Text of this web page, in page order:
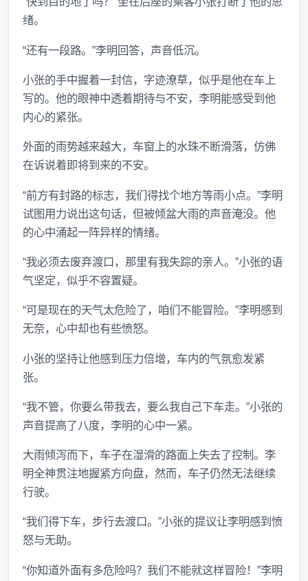
绪。
“还有一段路。”李明回答，声音低沉。
小张的手中握着一封信，字迹潦草，似乎是他在车上
写的。他的眼神中透着期待与不安，李明能感受到他
内心的紧张。
外面的雨势越来越大，车窗上的水珠不断滑落，仿佛
在诉说着即将到来的不安。
“前方有封路的标志，我们得找个地方等雨小点。”李明
试图用力说出这句话，但被倾盆大雨的声音淹没。他
的心中涌起一阵异样的情绪。
“我必须去废弃渡口，那里有我失踪的亲人。”小张的语
气坚定，似乎不容置疑。
“可是现在的天气太危险了，咱们不能冒险。”李明感到
无奈，心中却也有些愤怒。
小张的坚持让他感到压力倍增，车内的气氛愈发紧
张。
“我不管，你要么带我去，要么我自己下车走。”小张的
声音提高了八度，李明的心中一紧。
大雨倾泻而下，车子在湿滑的路面上失去了控制。李
明全神贯注地握紧方向盘，然而，车子仍然无法继续
行驶。
“我们得下车，步行去渡口。”小张的提议让李明感到愤
怒与无助。
“你知道外面有多危险吗？我们不能就这样冒险！”李明